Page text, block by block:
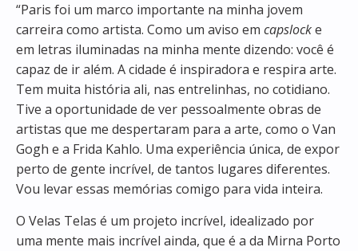
“Paris foi um marco importante na minha jovem
carreira como artista. Como um aviso em capslocke
em letras iluminadas na minha mente dizendo: você é
capaz de ir além. A cidade é inspiradora e respira arte.
Tem muita história ali, nas entrelinhas, no cotidiano.
Tive a oportunidade de ver pessoalmente obras de
artistas que me despertaram para a arte, como o Van
Gogh e a Frida Kahlo. Uma experiência única, de expor
perto de gente incrível, de tantos lugares diferentes.
Vou levar essas memórias comigo para vida inteira.
O Velas Telas é um projeto incrível, idealizado por
uma mente mais incrível ainda, que é a da Mirna Porto